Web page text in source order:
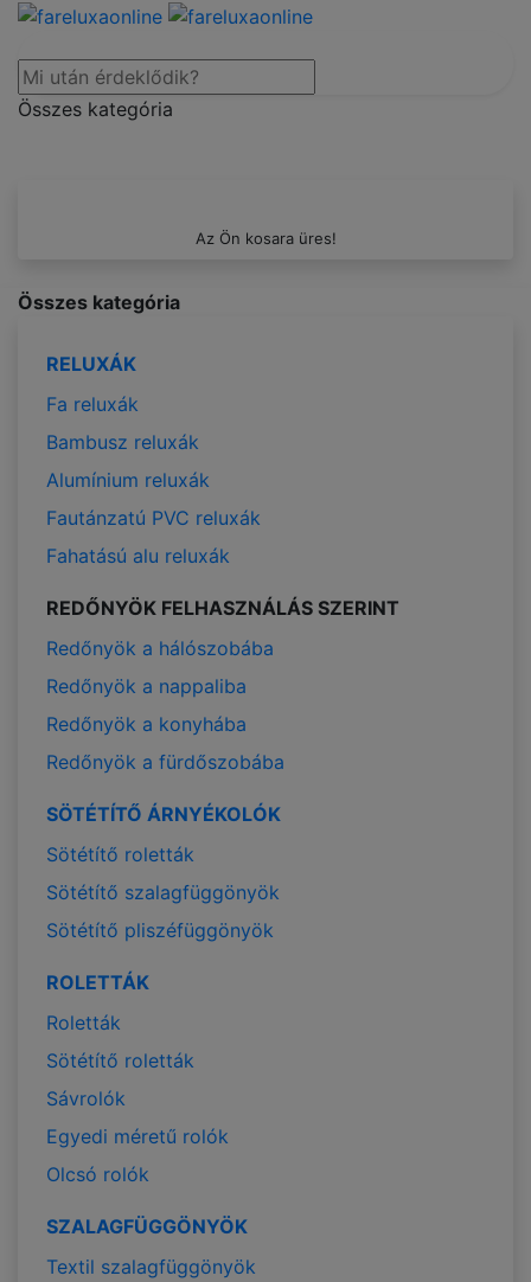
Összes kategória
Az Ön kosara üres!
Összes kategória
RELUXÁK
Fa reluxák
Bambusz reluxák
Alumínium reluxák
Fautánzatú PVC reluxák
Fahatású alu reluxák
REDŐNYÖK FELHASZNÁLÁS SZERINT
Redőnyök a hálószobába
Redőnyök a nappaliba
Redőnyök a konyhába
Redőnyök a fürdőszobába
SÖTÉTÍTŐ ÁRNYÉKOLÓK
Sötétítő roletták
Sötétítő szalagfüggönyök
Sötétítő pliszéfüggönyök
ROLETTÁK
Roletták
Sötétítő roletták
Sávrolók
Egyedi méretű rolók
Olcsó rolók
SZALAGFÜGGÖNYÖK
Textil szalagfüggönyök